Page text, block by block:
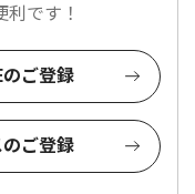
です！
ご登録
ご登録